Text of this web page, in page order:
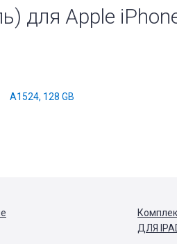
для Apple
A1524, 128 GB
ДЛЯ